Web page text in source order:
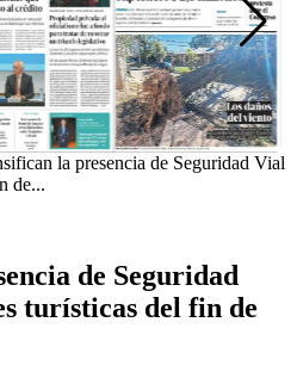
la presencia de Seguridad Vial
de...
de Seguridad
turísticas del fin de